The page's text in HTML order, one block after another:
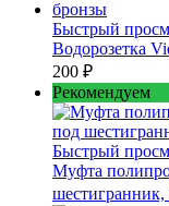
Быстрый
Водорозетка
200 ₽
Рекомендуем
Быстрый
Муфта